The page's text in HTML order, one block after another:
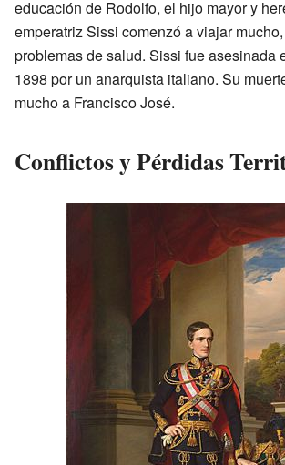
educación de Rodolfo, el hijo mayor y
emperatriz Sissi comenzó a viajar
problemas de salud. Sissi fue asesinada
1898 por un anarquista italiano. Su
mucho a Francisco José.
Conflictos y Pérdidas